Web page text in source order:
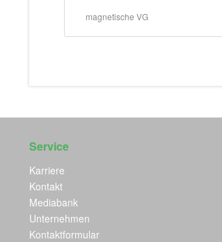
magnetische VG
Service
Karriere
Kontakt
Mediabank
Unternehmen
Kontaktformular